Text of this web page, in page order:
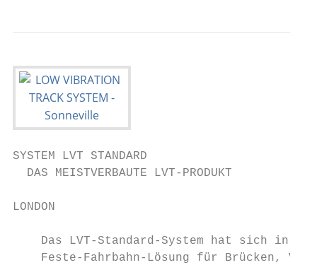
SYSTEM LVT STANDARD
  DAS MEISTVERBAUTE LVT-PRODUKT
LONDON
Das LVT-Standard-System hat sich in
Feste-Fahrbahn-Lösung für Brücken,